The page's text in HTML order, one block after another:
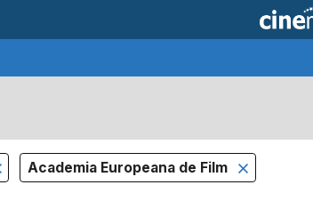
Academia Europeana de Film